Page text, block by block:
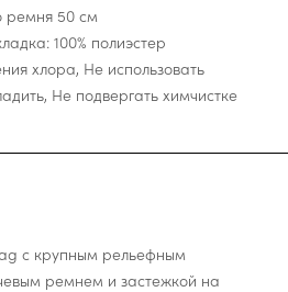
ремня 50 см
100% полиэстер
хлора, Не использовать
Не подвергать химчистке
с крупным рельефным
ремнем и застежкой на